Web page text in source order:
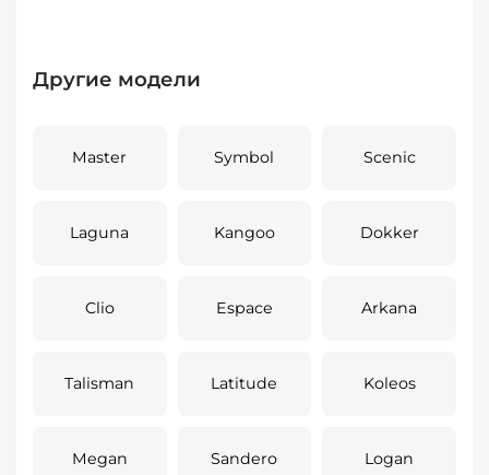
Другие модели
Master Symbol Scenic
Laguna Kangoo Dokker
Clio Espace Arkana
Talisman Latitude Koleos
Megan Sandero Logan